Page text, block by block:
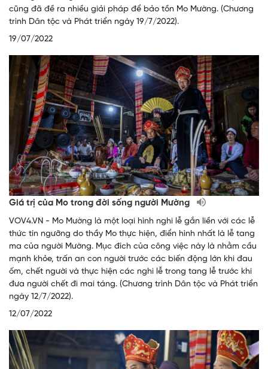
cũng đã đề ra nhiều giải pháp để bảo tồn Mo Mường. (Chương
trình Dân tộc và Phát triển ngày 19/7/2022).
19/07/2022
Giá trị của Mo trong đời sống người Mường
VOV4.VN - Mo Mường là một loại hình nghi lễ gắn liền với các lễ
thức tín ngưỡng do thầy Mo thực hiện, điển hình nhất là lễ tang
ma của người Mường. Mục đích của công việc này là nhằm cầu
mạnh khỏe, trấn an con người trước các biến động lớn khi đau
ốm, chết người và thực hiện các nghi lễ trong tang lễ trước khi
đưa người chết đi mai táng. (Chương trình Dân tộc và Phát triển
ngày 12/7/2022).
12/07/2022